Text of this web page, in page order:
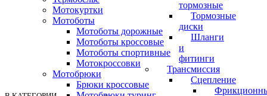
тормозные
Тормозные
диски
Шланги
и
фитинги
Трансмиссия
Cцепление
Мотокуртки
Мотоботы
Мотоботы дорожные
Мотоботы кроссовые
Мотоботы спортивные
Мотокроссовки
Мотобрюки
Брюки кроссовые